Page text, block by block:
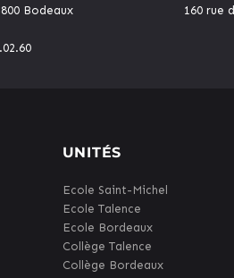
Bodeaux
160 rue
UNITÉS
Ecole Saint-Michel
Ecole Talence
Ecole Bordeaux
Collège Talence
Collège Bordeaux